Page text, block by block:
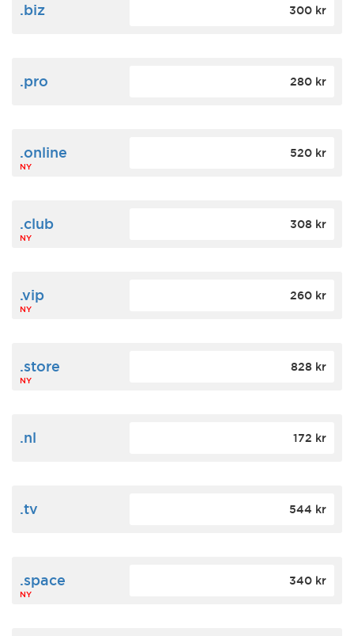
.biz 300 kr
.pro 280 kr
.online
NY
520 kr
.club
NY
308 kr
.vip
NY
260 kr
.store
NY
828 kr
.nl 172 kr
.tv 544 kr
.space
NY
340 kr